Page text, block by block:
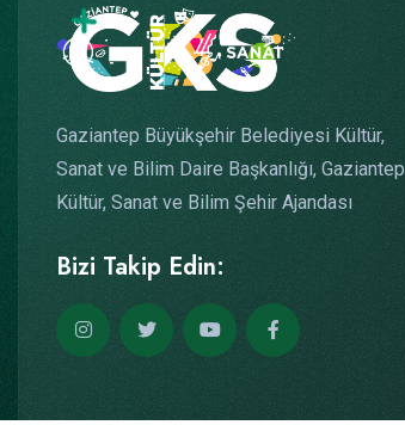
Gaziantep Büyükşehir Belediyesi Kültür,
Sanat ve Bilim Daire Başkanlığı, Gaziantep
Kültür, Sanat ve Bilim Şehir Ajandası
Bizi Takip Edin: